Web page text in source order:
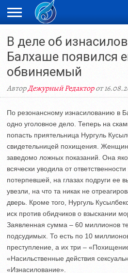
ЖАҢАЛЫҚТАР
НОВОСТИ
ВИДЕО
ФОТОРЕПОРТАЖИ
ОРКЕН
LIVETV
В деле об
Балхаше появился
обвиняемый
АвторДежурный Редакторот
По резонансному изнасилованию в
одно уголовное дело. Теперь на
попасть приятельница Нургуль
свидетельницей похищения.
заведомо ложных показаний. Она
всячески уводила от
потерпевшей, на глазах подруги ее
увезли, на что та никак не
дверь. Кроме того, Нургуль
иск против обидчиков о взыскании
Заявленная сумма – 60 миллионов
подсудимых. То есть по 10
преступление, а их три –
«Насильственные действия
«Изнасилование».